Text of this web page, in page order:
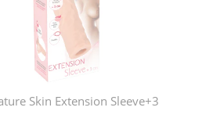
Skin Extension Sleeve+3